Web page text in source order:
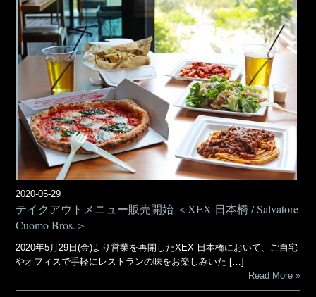
2020-05-29
テイクアウトメニュー販売開始 ＜XEX 日本橋 / Salvatore
Cuomo Bros.＞
2020年5月29日(金)より営業を再開したXEX 日本橋において、ご自宅
やオフィスで手軽にレストランの味をお楽しみいた […]
Read More